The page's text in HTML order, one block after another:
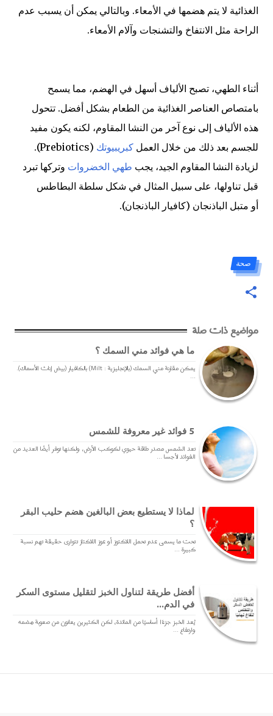
الغذائية لا يتم هضمها في الأمعاء. وبالتالي يمكن أن يسبب عدم
الراحة مثل الانتفاخ والتشنجات وآلام الأمعاء.
أثناء الطهي، تصبح الألياف أسهل في الهضم، مما يسمح
بامتصاص العناصر الغذائية من الطعام بشكل أفضل. تتحول
هذه الألياف إلى نوع آخر من النشا المقاوم، لكنه يكون مفيد
للجسم بعد ذلك من خلال العمل كبريبيوتك
(Prebiotics).
لزيادة النشا المقاوم الجيد، يجب طهي الخضروات وتركها تبرد
قبل تناولها، على سبيل المثال في شكل سلطة البطاطس
أو متبل الباذنجان (كافيار الباذنجان).
صحة
مواضيع ذات صلة
ما هي فوائد مني السمك ؟
يمكن مقارنة مني السمك (بالإنجليزية : Milt)‏ بالكافيار (بيض إناث الأسماك).
...
5 فوائد غير معروفة للشمس
تعد الشمس مصدر طاقة حيوي لكوكب الأرض، ولكنها توفر أيضًا العديد من
الفوائد لأجسا ...
لماذا لا يستطيع بعض البالغين هضم حليب البقر
؟
تحت ما يسمى عدم تحمل اللاكتوز أو عوز اللاكتاز تتوارى حقيقة تهم نسبة
كبيرة ...
أفضل طريقة لتناول الخبز لتقليل مستوى السكر
في الدم...
يُعد الخبز جزءًا أساسيًا من المائدة، لكن الكثيرين يعانون من صعوبة هضمه
وارتفاع ...